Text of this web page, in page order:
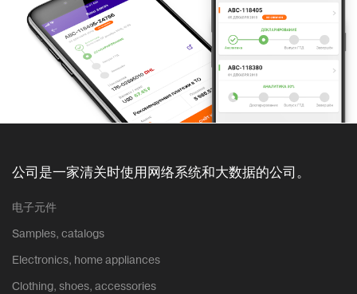
公司是一家清关时使用网络系统和大数据的公司。
电子元件
Samples, catalogs
Electronics, home appliances
Clothing, shoes, accessories